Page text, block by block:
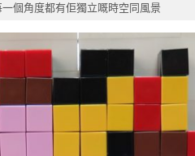
個角度都有佢獨立嘅時空同風景